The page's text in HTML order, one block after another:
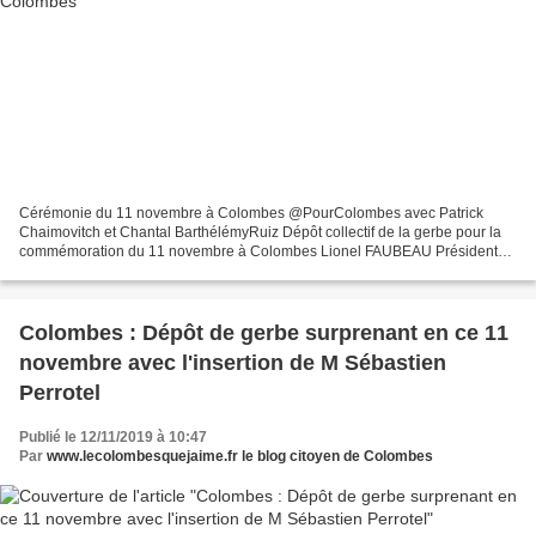
Cérémonie du 11 novembre à Colombes @PourColombes avec Patrick
Chaimovitch et Chantal BarthélémyRuiz Dépôt collectif de la gerbe pour la
commémoration du 11 novembre à Colombes Lionel FAUBEAU Président
Colombes : Dépôt de gerbe surprenant en ce 11
novembre avec l'insertion de M Sébastien
Perrotel
Publié le 12/11/2019 à 10:47
Par www.lecolombesquejaime.fr le blog citoyen de Colombes